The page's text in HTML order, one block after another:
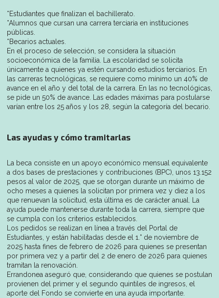
*Estudiantes que finalizan el bachillerato.
*Alumnos que cursan una carrera terciaria en instituciones
públicas.
*Becarios actuales.
En el proceso de selección, se considera la situación
socioeconómica de la familia. La escolaridad se solicita
únicamente a quienes ya estén cursando estudios terciarios. En
las carreras tecnológicas, se requiere como mínimo un 40% de
avance en el año y del total de la carrera. En las no tecnológicas,
se pide un 50% de avance. Las edades máximas para postularse
varían entre los 25 años y los 28, según la categoría del becario.
Las ayudas y cómo tramitarlas
La beca consiste en un apoyo económico mensual equivalente
a dos bases de prestaciones y contribuciones (BPC), unos 13.152
pesos al valor de 2025, que se otorgan durante un máximo de
ocho meses a quienes la solicitan por primera vez y diez a los
que renuevan la solicitud, esta última es de carácter anual. La
ayuda puede mantenerse durante toda la carrera, siempre que
se cumpla con los criterios establecidos.
Los pedidos se realizan en línea a través del Portal de
Estudiantes, y están habilitadas desde el 1.° de noviembre de
2025 hasta fines de febrero de 2026 para quienes se presentan
por primera vez y a partir del 2 de enero de 2026 para quienes
tramitan la renovación.
Errandonea aseguró que, considerando que quienes se postulan
provienen del primer y el segundo quintiles de ingresos, el
aporte del Fondo se convierte en una ayuda importante.